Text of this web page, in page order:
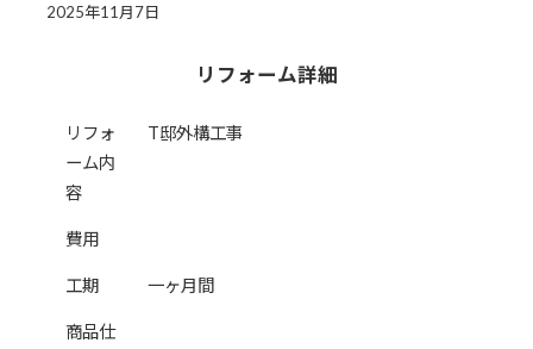
2025年11月7日
リフォーム詳細
リフォ
ーム内
容
T邸外構工事
費用
工期 一ヶ月間
商品仕